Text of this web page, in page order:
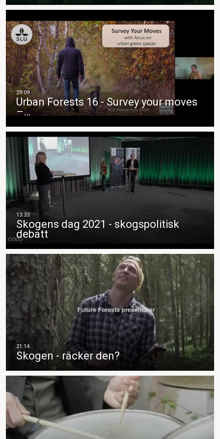
Urban Forests 16 - Survey your moves
–…
Skogens dag 2021 - skogspolitisk
debatt
Skogen - räcker den?